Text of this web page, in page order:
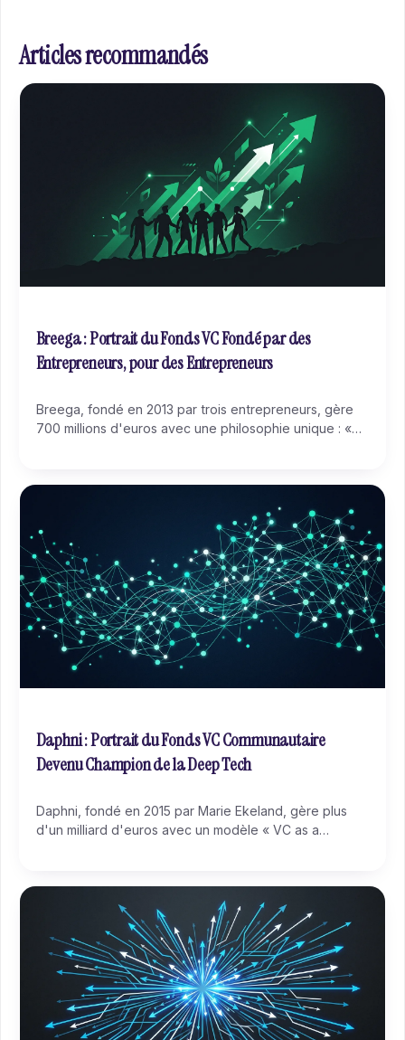
Articles recommandés
Breega : Portrait du Fonds VC Fondé par des
Entrepreneurs, pour des Entrepreneurs
Breega, fondé en 2013 par trois entrepreneurs, gère
700 millions d'euros avec une philosophie unique : «
Scaling Squad et son expansion en Afrique. Portrait
Daphni : Portrait du Fonds VC Communautaire
Devenu Champion de la Deep Tech
Daphni, fondé en 2015 par Marie Ekeland, gère plus
d'un milliard d'euros avec un modèle « VC as a
Blue (260M€), Daphni réinvente le venture capital
communautaire.